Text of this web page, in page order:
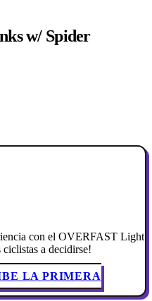
w/ Spider
con el OVERFAST Light
a decidirse!
LA PRIMERA